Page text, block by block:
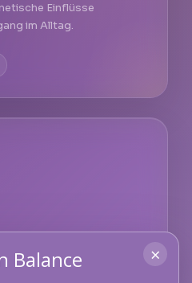
Einflüsse
im Alltag.
×
Balance